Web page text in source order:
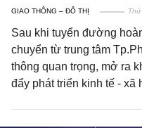
GIAO THÔNG – ĐÔ THỊ
Sau khi tuyển đường
chuyển từ trung tâm
thông quan trọng, mở ra
đẩy phát triển kinh tế - xã